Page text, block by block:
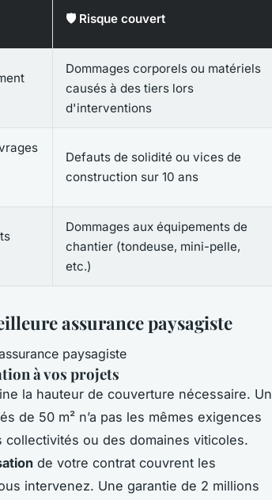
🛡️ Risque couvert
Dommages corporels ou matériels
causés à des tiers lors
d'interventions
Defauts de solidité ou vices de
construction sur 10 ans
Dommages aux équipements de
chantier (tondeuse, mini-pelle,
etc.)
assurance paysagiste
à vos projets
la hauteur de couverture nécessaire. Un
de 50 m² n’a pas les mêmes exigences
collectivités ou des domaines viticoles.
de votre contrat couvrent les
intervenez. Une garantie de 2 millions